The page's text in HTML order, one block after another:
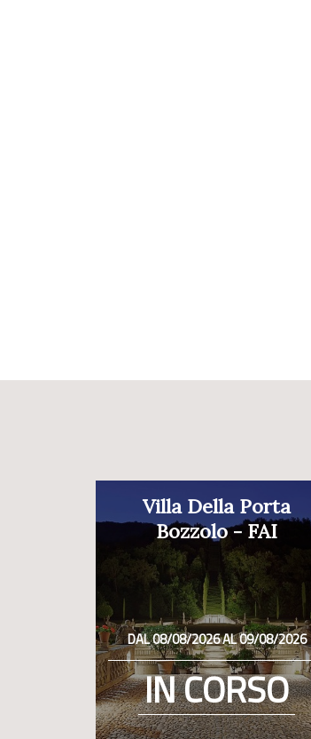
Villa Della Porta
Bozzolo - FAI
DAL 08/08/2026 AL 09/08/2026
IN CORSO